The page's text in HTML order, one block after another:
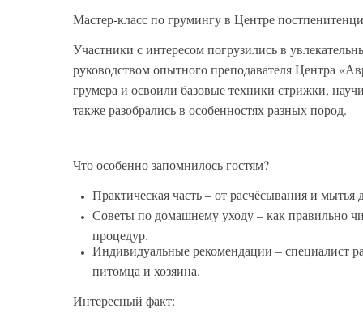
Мастер-класс по грумингу в Центре
Участники с интересом погрузились в
руководством опытного преподавателя Центра
грумера и освоили базовые техники стрижки,
также разобрались в особенностях разных пород.
Что особенно запомнилось гостям?
Практическая часть – от расчёсывания и
Советы по домашнему уходу – как правильно
процедур.
Индивидуальные рекомендации – специалист
питомца и хозяина.
Интересный факт: